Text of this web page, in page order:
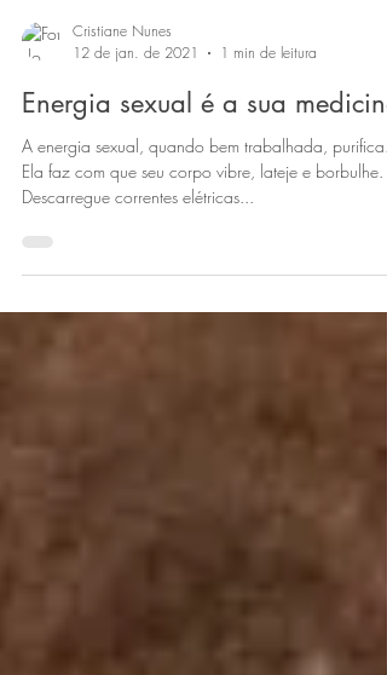
Cristiane Nunes
12 de jan. de 2021
1 min de leitura
Energia sexual é a sua medicina
A energia sexual, quando bem trabalhada, purifica.
Ela faz com que seu corpo vibre, lateje e borbulhe.